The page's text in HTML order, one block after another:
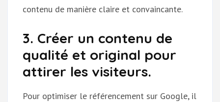
contenu de manière claire et convaincante.
3. Créer un contenu de
qualité et original pour
attirer les visiteurs.
Pour optimiser le référencement sur Google, il